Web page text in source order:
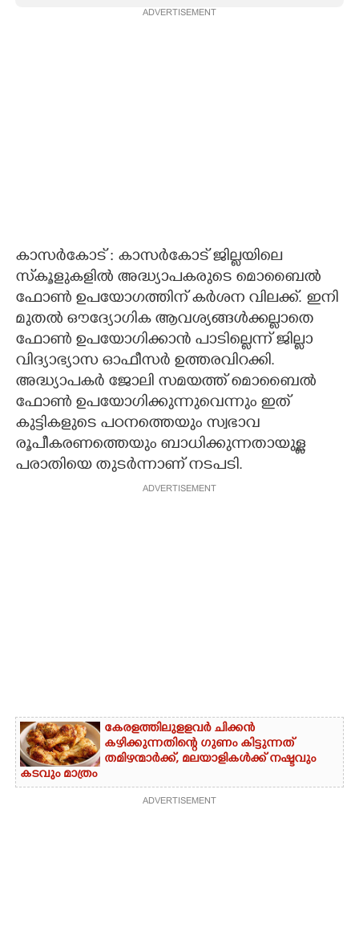
ADVERTISEMENT
കാസർകോട് : കാസർകോട് ജില്ലയിലെ
സ്‌കൂളുകളിൽ അദ്ധ്യാപകരുടെ മൊബൈൽ
ഫോൺ ഉപയോഗത്തിന് കർശന വിലക്ക്. ഇനി
മുതൽ ഔദ്യോഗിക ആവശ്യങ്ങൾക്കല്ലാതെ
ഫോൺ ഉപയോഗിക്കാൻ പാടില്ലെന്ന് ജില്ലാ
വിദ്യാഭ്യാസ ഓഫീസർ ഉത്തരവിറക്കി.
അദ്ധ്യാപകർ ജോലി സമയത്ത് മൊബൈൽ
ഫോൺ ഉപയോഗിക്കുന്നുവെന്നും ഇത്
കുട്ടികളുടെ പഠനത്തെയും സ്വഭാവ
രൂപീകരണത്തെയും ബാധിക്കുന്നതായുള്ള
പരാതിയെ തുടർന്നാണ് നടപടി.
ADVERTISEMENT
കേരളത്തിലുളളവർ ചിക്കൻ
കഴിക്കുന്നതിന്റെ ഗുണം കിട്ടുന്നത്
തമിഴന്മാർക്ക്, മലയാളികൾക്ക് നഷ്ടവും
കടവും മാത്രം
ADVERTISEMENT